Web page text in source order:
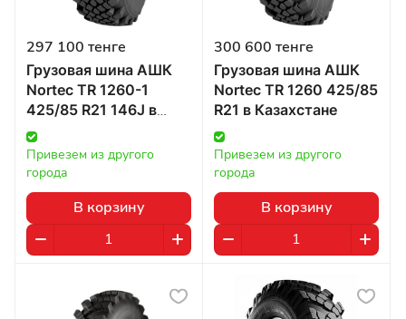
297 100 тенге
Грузовая шина АШК
Nortec TR 1260-1
425/85 R21 146J в
Казахстане
Привезем из другого
города
В корзину
300 600 тенге
Грузовая шина АШК
Nortec TR 1260 425/85
R21 в Казахстане
Привезем из другого
города
В корзину